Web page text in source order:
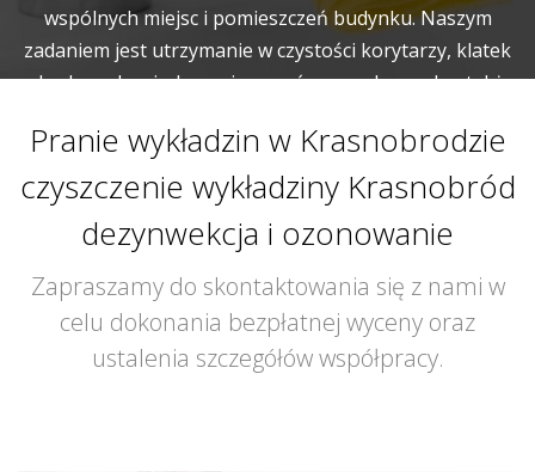
wspólnych miejsc i pomieszczeń budynku. Naszym
zadaniem jest utrzymanie w czystości korytarzy, klatek
schodowych, wind, pomieszczeń gospodarczych a także
Pranie wykładzin w Krasnobrodzie
czyszczenie wykładziny Krasnobród
dezynwekcja i ozonowanie
Zapraszamy do skontaktowania się z nami w
celu dokonania bezpłatnej wyceny oraz
ustalenia szczegółów współpracy.